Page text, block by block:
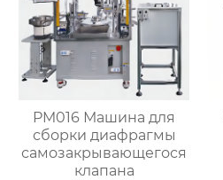
PM016 Машина для
сборки диафрагмы
самозакрывающегося
клапана